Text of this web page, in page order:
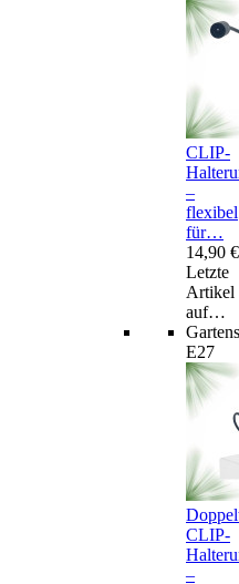
CLIP-
–
flexibel
für…
14,90 €
Letzte
Artikel
auf…
E27
CLIP-
–